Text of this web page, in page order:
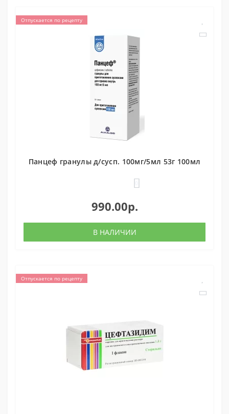
Отпускается по рецепту
Панцеф гранулы д/сусп. 100мг/5мл 53г 100мл
990.00р.
В НАЛИЧИИ
Отпускается по рецепту